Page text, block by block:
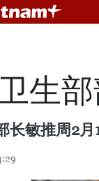
生
长敏推周2月